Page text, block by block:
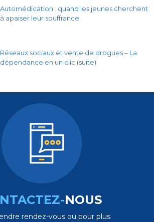
Automédication : quand les jeunes cherchent
à apaiser leur souffrance
Réseaux sociaux et vente de drogues – La
dépendance en un clic (suite)
NOUS
rendez-vous ou pour plus